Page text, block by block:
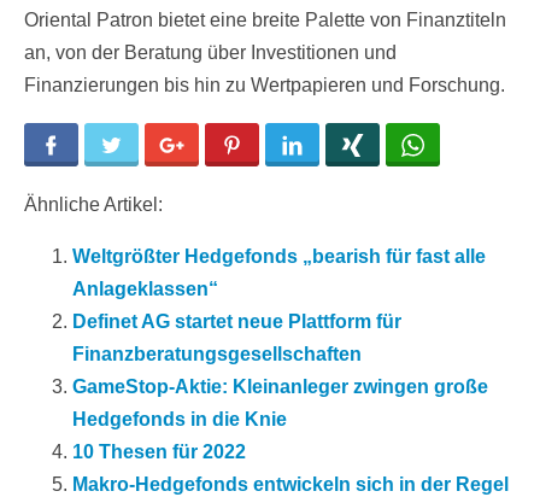
Oriental Patron bietet eine breite Palette von Finanztiteln
an, von der Beratung über Investitionen und
Finanzierungen bis hin zu Wertpapieren und Forschung.
Facebook Twitter Google+ Pinterest LinkedIn
Ähnliche Artikel:
Weltgrößter Hedgefonds „bearish für fast alle
Anlageklassen“
Definet AG startet neue Plattform für
Finanzberatungsgesellschaften
GameStop-Aktie: Kleinanleger zwingen große
Hedgefonds in die Knie
10 Thesen für 2022
Makro-Hedgefonds entwickeln sich in der Regel